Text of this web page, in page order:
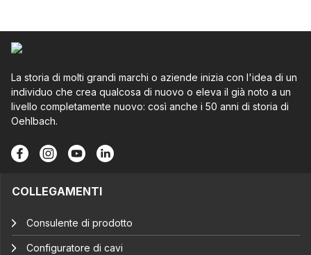
La storia di molti grandi marchi o aziende inizia con l'idea di un
individuo che crea qualcosa di nuovo o eleva il già noto a un
livello completamente nuovo: così anche i 50 anni di storia di
Oehlbach.
COLLEGAMENTI
Consulente di prodotto
Configuratore di cavi